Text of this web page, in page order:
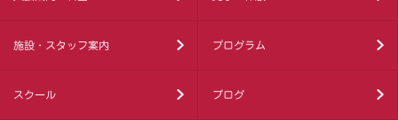
施設・スタッフ案内 プログラム
スクール ブログ